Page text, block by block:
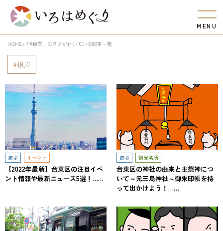
M EN U
HOME 「#根岸」のタグが付いている記事一覧
根岸
遊ぶ イベント
【2022年最新】台東区の注目イベ
ント情報や最新ニュース5選！……
遊ぶ 観光名所
台東区の神社の由来と主祭神につ
いて～元三島神社～御朱印帳を持
って出かけよう！……